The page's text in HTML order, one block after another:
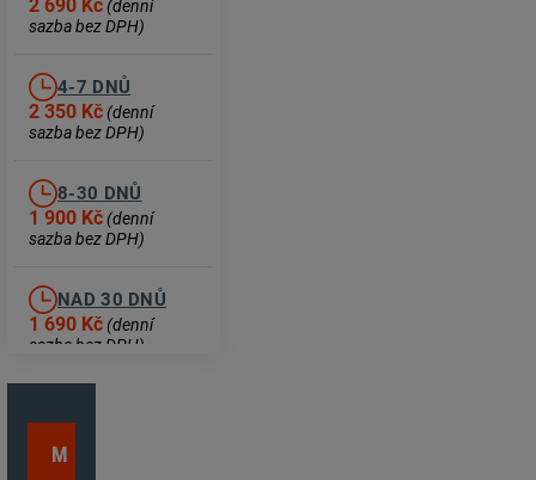
2 690 Kč(denní
sazba bez DPH)
4-7 DNŮ
2 350 Kč(denní
sazba bez DPH)
8-30 DNŮ
1 900 Kč(denní
sazba bez DPH)
NAD 30 DNŮ
1 690 Kč(denní
sazba bez DPH)
M